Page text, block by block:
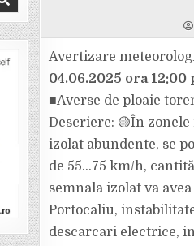
Avertizare
04.06.2025 ora 12:00
■Averse de ploaie
Descriere: 🟡În
izolat abundente, se
de 55…75 km/h,
semnala izolat va
Portocaliu,
descarcari electrice,